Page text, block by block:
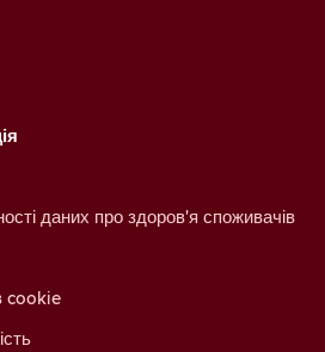
даних про здоров'я споживачів
cookie